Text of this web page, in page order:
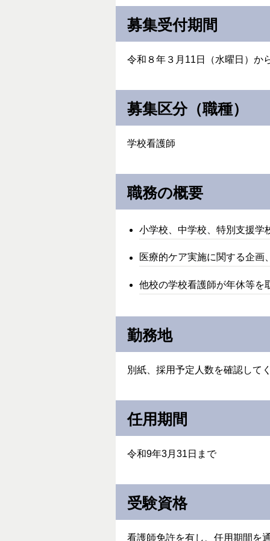
募集受付期間
令和８年３月11日（水曜日）か
募集区分（職種）
学校看護師
職務の概要
小学校、中学校、特別支援学
医療的ケア実施に関する企
他校の学校看護師が年休等を
勤務地
別紙、採用予定人数を確認して
任用期間
令和9年3月31日まで
受験資格
看護師免許を有し、任用期間を